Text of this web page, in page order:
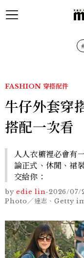
FASHION 穿搭配件
牛仔外套穿
搭配一次看
人人衣櫥裡必會有
論正式、休閒、裙
交給你：
by edie lin-2026/07/
Photo／達志、Getty